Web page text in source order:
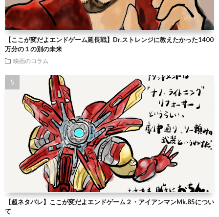
【ここが変だよエンドゲーム延長戦】Dr.ストレンジに教えたかった1400
万分の１の別の未来
映画のコラム
【超ネタバレ】ここが変だよエンドゲーム２・アイアンマンMk.85につい
て